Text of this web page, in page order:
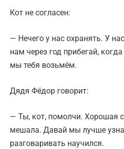
Кот не согласен:
— Нечего у нас охранять. У
нам через год прибегай,
мы тебя возьмём.
Дядя Фёдор говорит:
— Ты, кот, помолчи. Хорошая
мешала. Давай мы лучше
разговаривать научился.